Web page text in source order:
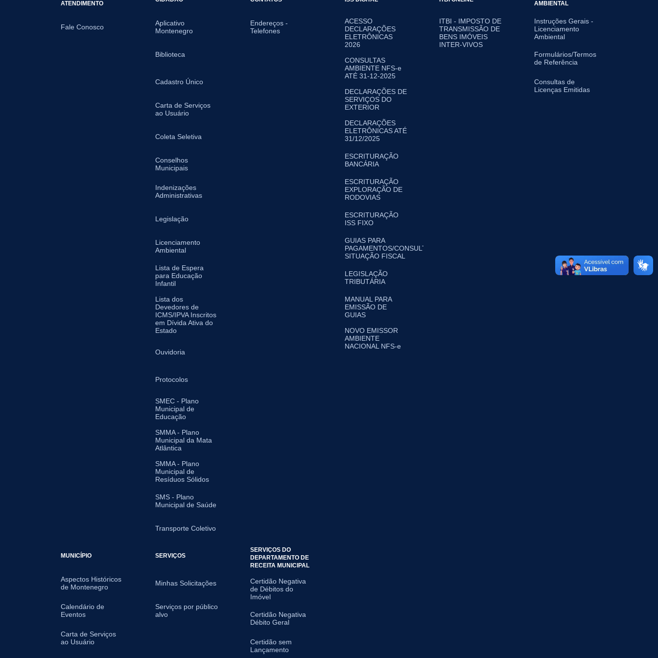
ATENDIMENTO
Fale Conosco
Aplicativo
Montenegro
Biblioteca
Cadastro Único
Carta de Serviços
ao Usuário
Coleta Seletiva
Conselhos
Municipais
Indenizações
Administrativas
Legislação
Licenciamento
Ambiental
Lista de Espera
para Educação
Infantil
Lista dos
Devedores de
ICMS/IPVA Inscritos
em Dívida Ativa do
Estado
Ouvidoria
Protocolos
SMEC - Plano
Municipal de
Educação
SMMA - Plano
Municipal da Mata
Atlântica
SMMA - Plano
Municipal de
Resíduos Sólidos
SMS - Plano
Municipal de Saúde
Transporte Coletivo
Endereços -
Telefones
ACESSO
DECLARAÇÕES
ELETRÔNICAS
2026
CONSULTAS
AMBIENTE NFS-e
ATÉ 31-12-2025
DECLARAÇÕES DE
SERVIÇOS DO
EXTERIOR
DECLARAÇÕES
ELETRÔNICAS ATÉ
31/12/2025
ESCRITURAÇÃO
BANCÁRIA
ESCRITURAÇÃO
EXPLORAÇÃO DE
RODOVIAS
ESCRITURAÇÃO
ISS FIXO
GUIAS PARA
PAGAMENTOS/CONSULTA
SITUAÇÃO FISCAL
LEGISLAÇÃO
TRIBUTÁRIA
MANUAL PARA
EMISSÃO DE
GUIAS
NOVO EMISSOR
AMBIENTE
NACIONAL NFS-e
ITBI - IMPOSTO DE
TRANSMISSÃO DE
BENS IMÓVEIS
INTER-VIVOS
AMBIENTAL
Instruções Gerais -
Licenciamento
Ambiental
Formulários/Termos
de Referência
Consultas de
Licenças Emitidas
MUNICÍPIO
Aspectos Históricos
de Montenegro
Calendário de
Eventos
Carta de Serviços
ao Usuário
SERVIÇOS
Minhas Solicitações
Serviços por público
alvo
SERVIÇOS DO
DEPARTAMENTO DE
RECEITA MUNICIPAL
Certidão Negativa
de Débitos do
Imóvel
Certidão Negativa
Débito Geral
Certidão sem
Lançamento